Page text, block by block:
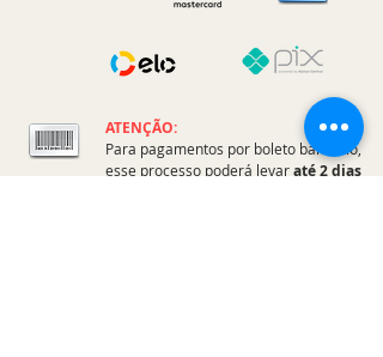
ATENÇÃO:
Para pagamentos por boleto bancário,
esse processo poderá levaraté 2 dias